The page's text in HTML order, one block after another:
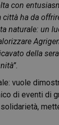
con
ha da
naturale: un
della
vuole
di eventi di